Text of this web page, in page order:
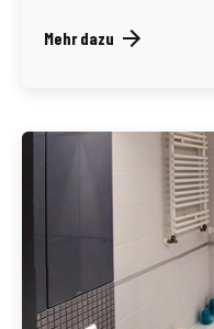
Mehr dazu